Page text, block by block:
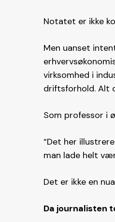
Notatet er ikke
Men uanset
virksomhed i
driftsforhold. Alt
Som professor i
“Det her
man lade helt
Det er ikke en
Da journalisten